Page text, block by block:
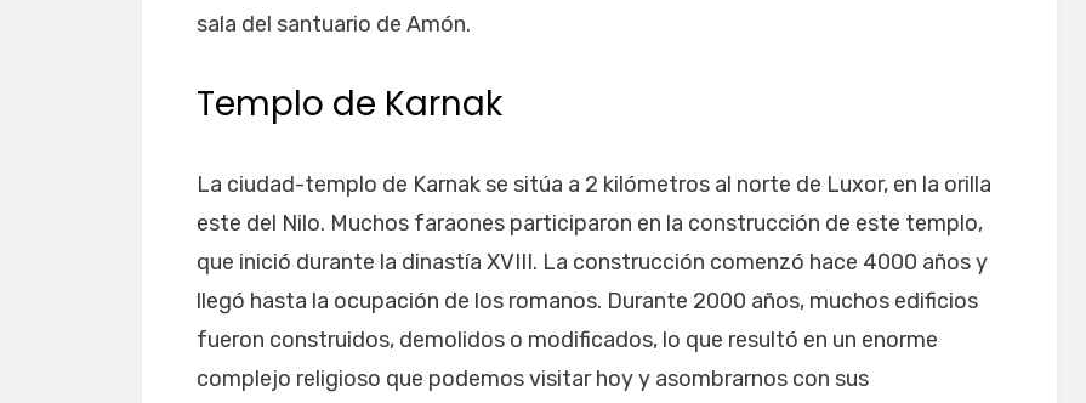
sala del santuario de Amón.
Templo de Karnak
La ciudad-templo de Karnak se sitúa a 2 kilómetros al norte de Luxor, en la orilla
este del Nilo. Muchos faraones participaron en la construcción de este templo,
que inició durante la dinastía XVIII. La construcción comenzó hace 4000 años y
llegó hasta la ocupación de los romanos. Durante 2000 años, muchos edificios
fueron construidos, demolidos o modificados, lo que resultó en un enorme
complejo religioso que podemos visitar hoy y asombrarnos con sus